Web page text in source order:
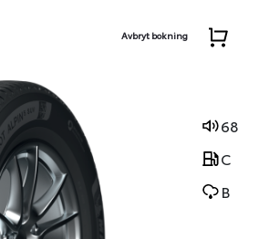
Avbryt bokning
68
C
B